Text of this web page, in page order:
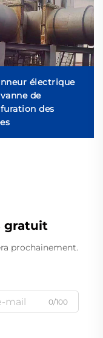
électrique
de
des
gratuit
prochainement.
0/100